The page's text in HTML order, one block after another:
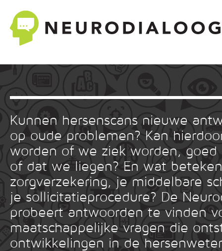
Kunnen hersenscans nieuwe
op oude problemen? Kan
worden of we ziek worden, goed
of dat we liegen? En wat
zorgverzekering, je middelbare
je sollicitatieprocedure? De
probeert antwoorden te vinden
maatschappelijke vragen die
ontwikkelingen in de